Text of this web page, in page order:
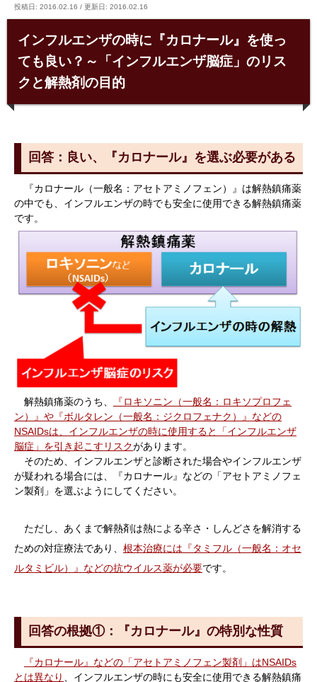
投稿日: 2016.02.16 / 更新日: 2016.02.16
インフルエンザの時に『カロナール』を使っ
ても良い？～「インフルエンザ脳症」のリス
クと解熱剤の目的
回答：良い、『カロナール』を選ぶ必要がある
『カロナール（一般名：アセトアミノフェン）』は解熱鎮痛薬
の中でも、インフルエンザの時でも安全に使用できる解熱鎮痛薬
です。
解熱鎮痛薬のうち、
『ロキソニン（一般名：ロキソプロフェ
ン）』や『ボルタレン（一般名：ジクロフェナク）』などの
NSAIDsは、インフルエンザの時に使用すると「インフルエンザ
脳症」を引き起こすリスクがあります。
そのため、インフルエンザと診断された場合やインフルエンザ
が疑われる場合には、『カロナール』などの「アセトアミノフェ
ン製剤」を選ぶようにしてください。
ただし、あくまで解熱剤は熱による辛さ・しんどさを解消する
ための対症療法であり、 根本治療には『タミフル（一般名：オセ
ルタミビル）』などの抗ウイルス薬が必要です。
回答の根拠①：『カロナール』の特別な性質
『カロナール』などの「アセトアミノフェン製剤」はNSAIDs
とは異なり
、インフルエンザの時にも安全に使用できる解熱鎮痛